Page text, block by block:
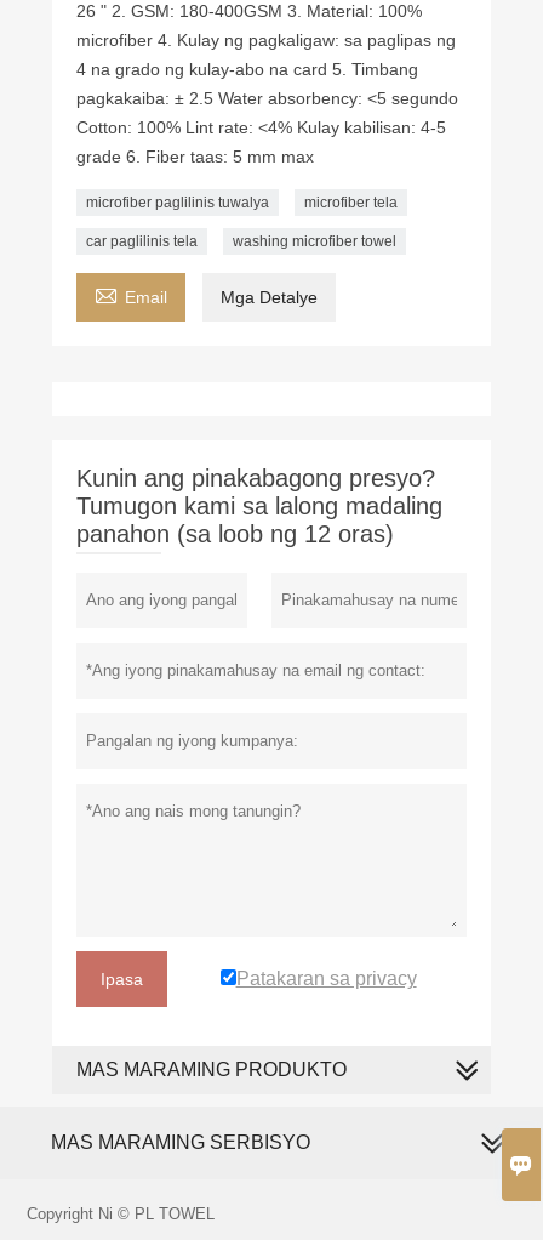

26 " 2. GSM: 180-400GSM 3. Material: 100%
microfiber 4. Kulay ng pagkaligaw: sa paglipas ng
4 na grado ng kulay-abo na card 5. Timbang
pagkakaiba: ± 2.5 Water absorbency: <5 segundo
Cotton: 100% Lint rate: <4% Kulay kabilisan: 4-5
grade 6. Fiber taas: 5 mm max
microfiber paglilinis tuwalya microfiber tela
car paglilinis tela washing microfiber towel
 Email Mga Detalye
Kunin ang pinakabagong presyo?
Tumugon kami sa lalong madaling
panahon (sa loob ng 12 oras)
Ipasa Patakaran sa privacy
MAS MARAMING PRODUKTO
MAS MARAMING SERBISYO
Copyright Ni © PL TOWEL